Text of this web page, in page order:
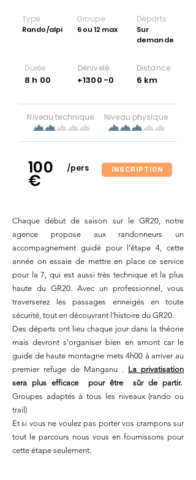
Chaque début de saison sur le GR20, notre
agence propose aux randonneurs un
accompagnement guidé pour l’étape 4, cette
année on essaie de mettre en place ce service
pour la 7, qui est aussi très technique et la plus
haute du GR20. Avec un professionnel, vous
traverserez les passages enneigés en toute
sécurité, tout en découvrant l’histoire du GR20.
Des départs ont lieu chaque jour dans la théorie
mais devront s'organiser bien en amont car le
guide de haute montagne mets 4h00 à arriver au
premier refuge de Manganu . La privatisation
sera plus efficace pour être sûr de partir.
Groupes adaptés à tous les niveaux (rando ou
trail)
Et si vous ne voulez pas porter vos crampons sur
tout le parcours nous vous en fournissons pour
cette étape seulement.
Type
Rando/alpi
Groupe
6 ou 12 max
Départs
Sur
demande
Durée
8 h 00
Dénivelé
+1300 -0
Distance
6 km
Niveau technique Niveau physique
100
€
/pers INSCRIPTION